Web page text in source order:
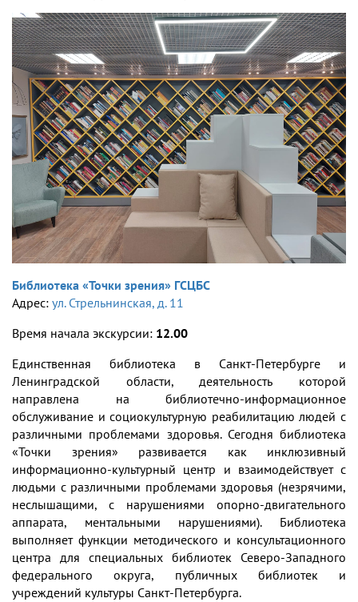
Библиотека «Точки зрения» ГСЦБС
Адрес: ул. Стрельнинская, д. 11
Время начала экскурсии: 12.00
Единственная библиотека в Санкт-Петербурге и
Ленинградской области, деятельность которой
направлена на библиотечно-информационное
обслуживание и социокультурную реабилитацию людей с
различными проблемами здоровья. Сегодня библиотека
«Точки зрения» развивается как инклюзивный
информационно-культурный центр и взаимодействует с
людьми с различными проблемами здоровья (незрячими,
неслышащими, с нарушениями опорно-двигательного
аппарата, ментальными нарушениями). Библиотека
выполняет функции методического и консультационного
центра для специальных библиотек Северо-Западного
федерального округа, публичных библиотек и
учреждений культуры Санкт-Петербурга.